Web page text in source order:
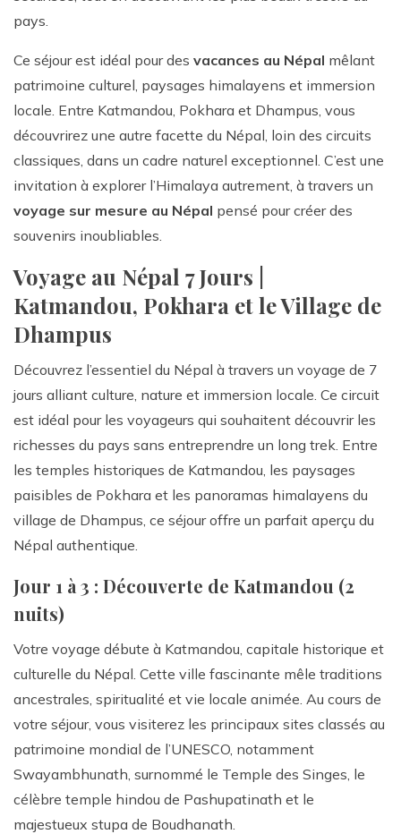
pays.
Ce séjour est idéal pour des vacances au Népal mêlant
patrimoine culturel, paysages himalayens et immersion
locale. Entre Katmandou, Pokhara et Dhampus, vous
découvrirez une autre facette du Népal, loin des circuits
classiques, dans un cadre naturel exceptionnel. C’est une
invitation à explorer l’Himalaya autrement, à travers un
voyage sur mesure au Népal pensé pour créer des
souvenirs inoubliables.
Voyage au Népal 7 Jours |
Katmandou, Pokhara et le Village de
Dhampus
Découvrez l’essentiel du Népal à travers un voyage de 7
jours alliant culture, nature et immersion locale. Ce circuit
est idéal pour les voyageurs qui souhaitent découvrir les
richesses du pays sans entreprendre un long trek. Entre
les temples historiques de Katmandou, les paysages
paisibles de Pokhara et les panoramas himalayens du
village de Dhampus, ce séjour offre un parfait aperçu du
Népal authentique.
Jour 1 à 3 : Découverte de Katmandou (2
nuits)
Votre voyage débute à Katmandou, capitale historique et
culturelle du Népal. Cette ville fascinante mêle traditions
ancestrales, spiritualité et vie locale animée. Au cours de
votre séjour, vous visiterez les principaux sites classés au
patrimoine mondial de l’UNESCO, notamment
Swayambhunath, surnommé le Temple des Singes, le
célèbre temple hindou de Pashupatinath et le
majestueux stupa de Boudhanath.